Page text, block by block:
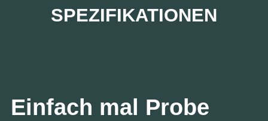
SPEZIFIKATIONEN
Einfach mal Probe